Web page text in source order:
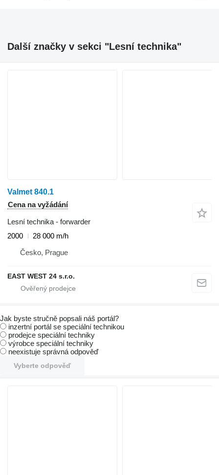
Další značky v sekci "Lesní technika"
Valmet 840.1
Cena na vyžádání
Lesní technika - forwarder
2000
28 000 m/h
Česko, Prague
EAST WEST 24 s.r.o.
Jak byste stručně popsali náš portál?
inzertní portál se speciální technikou
prodejce speciální techniky
výrobce speciální techniky
neexistuje správná odpověď
Vyberte odpověď